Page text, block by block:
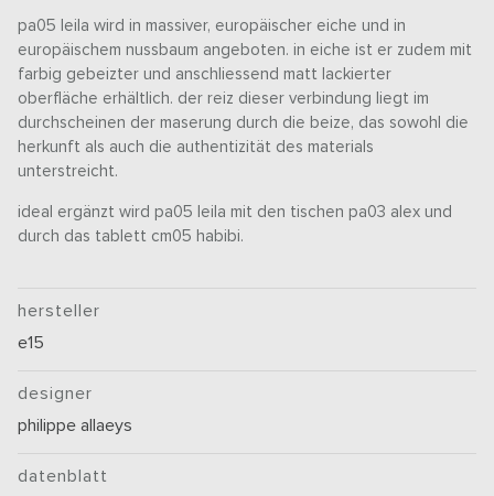
pa05 leila wird in massiver, europäischer eiche und in
europäischem nussbaum angeboten. in eiche ist er zudem mit
farbig gebeizter und anschliessend matt lackierter
oberfläche erhältlich. der reiz dieser verbindung liegt im
durchscheinen der maserung durch die beize, das sowohl die
herkunft als auch die authentizität des materials
unterstreicht.
ideal ergänzt wird pa05 leila mit den tischen pa03 alex und
durch das tablett cm05 habibi.
hersteller
e15
designer
philippe allaeys
datenblatt